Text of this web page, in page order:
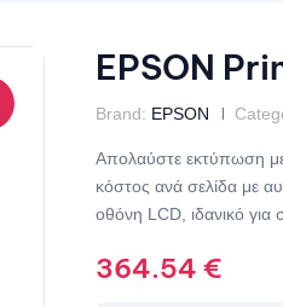
EPSON
Brand: EPSON
Απολαύστε εκτύπωση
κόστος ανά σελίδα με
οθόνη LCD, ιδανικό
364.54 €